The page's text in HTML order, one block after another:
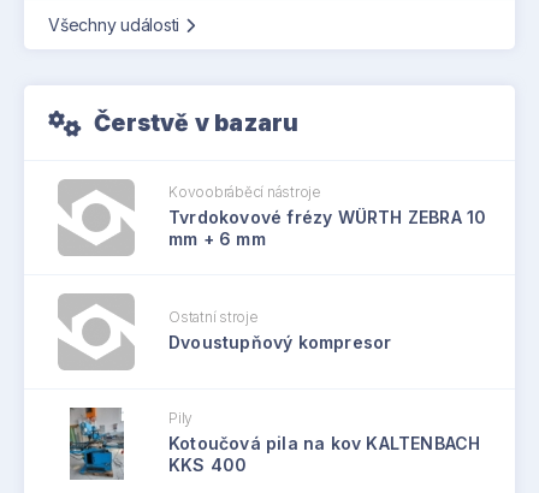
Všechny události
Čerstvě v bazaru
Kovoobráběcí nástroje
Tvrdokovové frézy WÜRTH ZEBRA 10
mm + 6 mm
Ostatní stroje
Dvoustupňový kompresor
Pily
Kotoučová pila na kov KALTENBACH
KKS 400